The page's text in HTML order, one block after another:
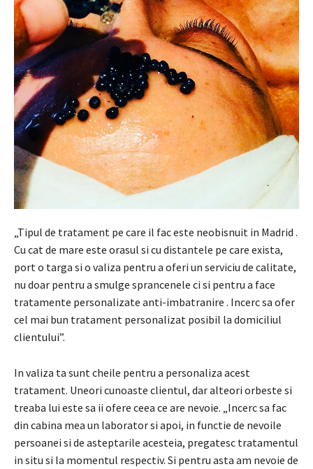
„Tipul de tratament pe care il fac este neobisnuit in Madrid .
Cu cat de mare este orasul si cu distantele pe care exista,
port o targa si o valiza pentru a oferi un serviciu de calitate,
nu doar pentru a smulge sprancenele ci si pentru a face
tratamente personalizate anti-imbatranire . Incerc sa ofer
cel mai bun tratament personalizat posibil la domiciliul
clientului”.
In valiza ta sunt cheile pentru a personaliza acest
tratament. Uneori cunoaste clientul, dar alteori orbeste si
treaba lui este sa ii ofere ceea ce are nevoie. „Incerc sa fac
din cabina mea un laborator si apoi, in functie de nevoile
persoanei si de asteptarile acesteia, pregatesc tratamentul
in situ si la momentul respectiv. Si pentru asta am nevoie de